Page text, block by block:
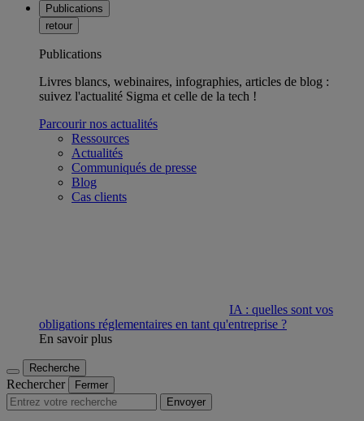
Publications
retour
Publications
Livres blancs, webinaires, infographies, articles de blog :
suivez l'actualité Sigma et celle de la tech !
Parcourir nos actualités
Ressources
Actualités
Communiqués de presse
Blog
Cas clients
IA : quelles sont vos
obligations réglementaires en tant qu'entreprise ?
En savoir plus
Recherche
Rechercher
Fermer
Envoyer